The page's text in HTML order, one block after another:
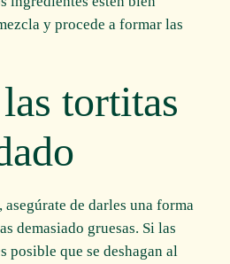
y procede a formar las
tortitas
de darles una forma
demasiado gruesas. Si las
posible que se deshagan al